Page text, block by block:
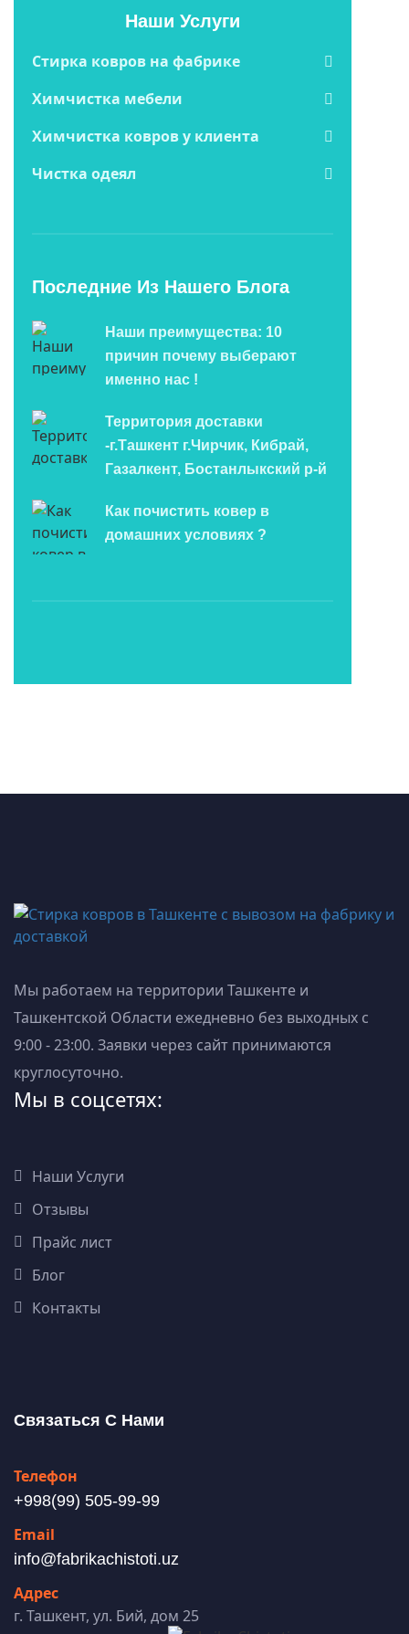
Наши Услуги
Cтирка ковров на фабрике
Химчистка мебели
Химчистка ковров у клиента
Чистка одеял
Последние Из Нашего Блога
Наши преимущества: 10
причин почему выберают
именно нас !
Территория доставки
-г.Ташкент г.Чирчик, Кибрай,
Газалкент, Бостанлыкский р-й
Как почистить ковер в
домашних условиях ?
Мы работаем на территории Ташкенте и
Ташкентской Области ежедневно без выходных с
9:00 - 23:00. Заявки через сайт принимаются
круглосуточно.
Мы в соцсетях:
Наши Услуги
Отзывы
Прайс лист
Блог
Контакты
Связаться С Нами
Телефон
+998(99) 505-99-99
Email
info@fabrikachistoti.uz
Адрес
г. Ташкент, ул. Бий, дом 25